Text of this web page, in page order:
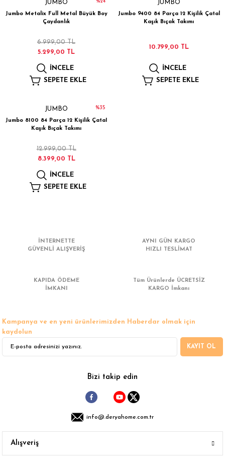
JUMBO
Jumbo Metalix Full Metal Büyük Boy
Çaydanlık
5.299,00 TL
6.999,00 TL
İNCELE
SEPETE EKLE
JUMBO
Jumbo 9400 84 Parça 12 Kişilik Çatal
Kaşık Bıçak Takımı
10.799,00 TL
İNCELE
SEPETE EKLE
%35
JUMBO
Jumbo 8100 84 Parça 12 Kişilik Çatal
Kaşık Bıçak Takımı
8.399,00 TL
12.999,00 TL
İNCELE
SEPETE EKLE
İNTERNETTE
GÜVENLİ ALIŞVERİŞ
AYNI GÜN KARGO
HIZLI TESLİMAT
KAPIDA ÖDEME
İMKANI
Tüm Ürünlerde ÜCRETSİZ
KARGO İmkanı
Kampanya ve en yeni ürünlerimizden Haberdar olmak için
kaydolun
KAYIT OL
Bizi takip edin
info@.deryahome.com.tr
Alışveriş